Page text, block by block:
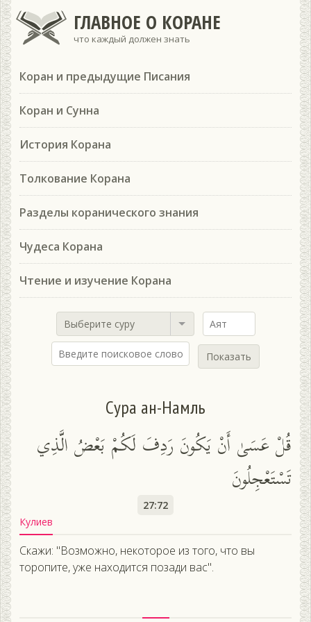
ГЛАВНОЕ О КОРАНЕ
что каждый должен знать
Коран и предыдущие Писания
Коран и Сунна
История Корана
Толкование Корана
Разделы коранического знания
Чудеса Корана
Чтение и изучение Корана
Выберите суру
Показать
Сура ан-Намль
قُلْ عَسَىٰ أَنْ يَكُونَ رَدِفَ لَكُمْ بَعْضُ الَّذِي
تَسْتَعْجِلُونَ
27:72
Кулиев
Скажи: "Возможно, некоторое из того, что вы
торопите, уже находится позади вас".